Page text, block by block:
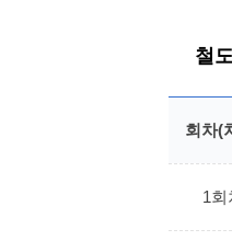
철
회차(
1회